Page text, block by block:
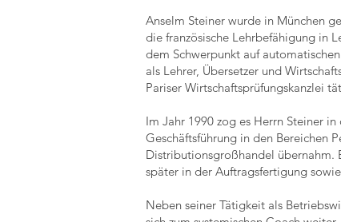
Anselm Steiner wurde in München
die französische Lehrbefähigung in
dem Schwerpunkt auf
als Lehrer, Übersetzer und
Pariser Wirtschaftsprüfungskanzlei
Im Jahr 1990 zog es Herrn Steiner
Geschäftsführung in den Bereichen
Distributionsgroßhandel übernahm.
später in der Auftragsfertigung
Neben seiner Tätigkeit als